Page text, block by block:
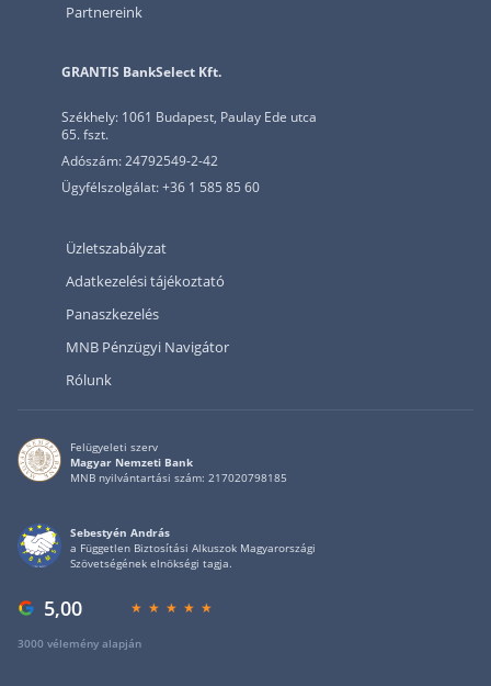
Partnereink
GRANTIS BankSelect Kft.
Székhely: 1061 Budapest, Paulay Ede utca
65. fszt.
Adószám: 24792549-2-42
Ügyfélszolgálat: +36 1 585 85 60
Üzletszabályzat
Adatkezelési tájékoztató
Panaszkezelés
MNB Pénzügyi Navigátor
Rólunk
Felügyeleti szerv
Magyar Nemzeti Bank
MNB nyilvántartási szám: 217020798185
Sebestyén András
a Független Biztosítási Alkuszok Magyarországi
Szövetségének elnökségi tagja.
5,00
3000 vélemény alapján